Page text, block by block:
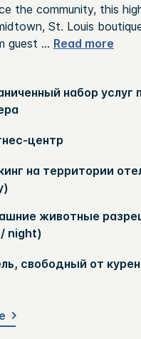
the community, this
St. Louis
guest ... Read more
центр
/ night)
свободный от